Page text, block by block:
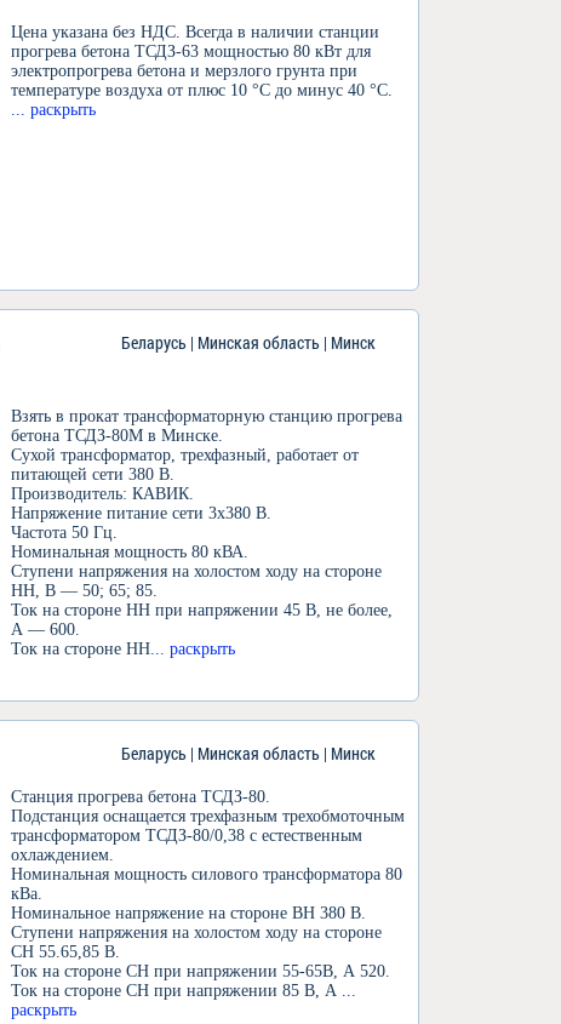
Цена указана без НДС. Всегда в наличии станции
прогрева бетона ТСДЗ-63 мощностью 80 кВт для
электропрогрева бетона и мерзлого грунта при
температуре воздуха от плюс 10 °С до минус 40 °С.
... раскрыть
Беларусь | Минская область | Минск
Взять в прокат трансформаторную станцию прогрева
бетона ТСДЗ-80М в Минске.
Сухой трансформатор, трехфазный, работает от
питающей сети 380 В.
Производитель: КАВИК.
Напряжение питание сети 3х380 В.
Частота 50 Гц.
Номинальная мощность 80 кВА.
Ступени напряжения на холостом ходу на стороне
НН, В — 50; 65; 85.
Ток на стороне НН при напряжении 45 В, не более,
А — 600.
Ток на стороне НН ... раскрыть
Беларусь | Минская область | Минск
Станция прогрева бетона ТСДЗ-80.
Подстанция оснащается трехфазным трехобмоточным
трансформатором ТСДЗ-80/0,38 с естественным
охлаждением.
Номинальная мощность силового трансформатора 80
кВа.
Номинальное напряжение на стороне ВН 380 В.
Ступени напряжения на холостом ходу на стороне
СН 55.65,85 В.
Ток на стороне СН при напряжении 55-65В, А 520.
Ток на стороне СН при напряжении 85 В, А
раскрыть